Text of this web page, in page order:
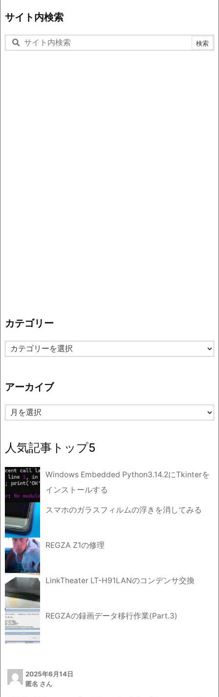
サイト内検索
カテゴリー
カ
テ
ー
アーカイブ
ア
ー
ブ
人気記事トップ5
Windows Embedded Python3.14.2にTkinterを
インストールする
スマホのガラスフィルムの浮きを消してみる
REGZA Z1の修理
LinkTheater LT-H91LANのコンデンサ交換
REGZAの録画データ移行作業(Part.3)
2025年6月14日
匿名 さん